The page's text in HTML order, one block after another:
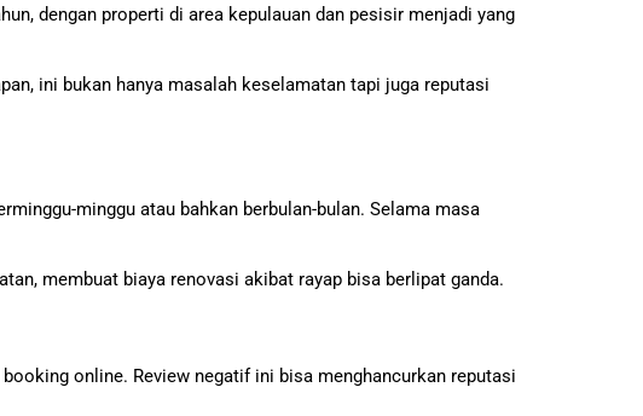
dengan properti di area kepulauan dan pesisir menjadi yang
ini bukan hanya masalah keselamatan tapi juga reputasi
minggu atau bahkan berbulan-bulan. Selama masa
membuat biaya renovasi akibat rayap bisa berlipat ganda.
online. Review negatif ini bisa menghancurkan reputasi